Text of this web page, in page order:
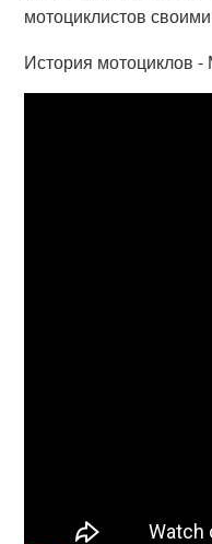
мотоциклистов
История мотоциклов -